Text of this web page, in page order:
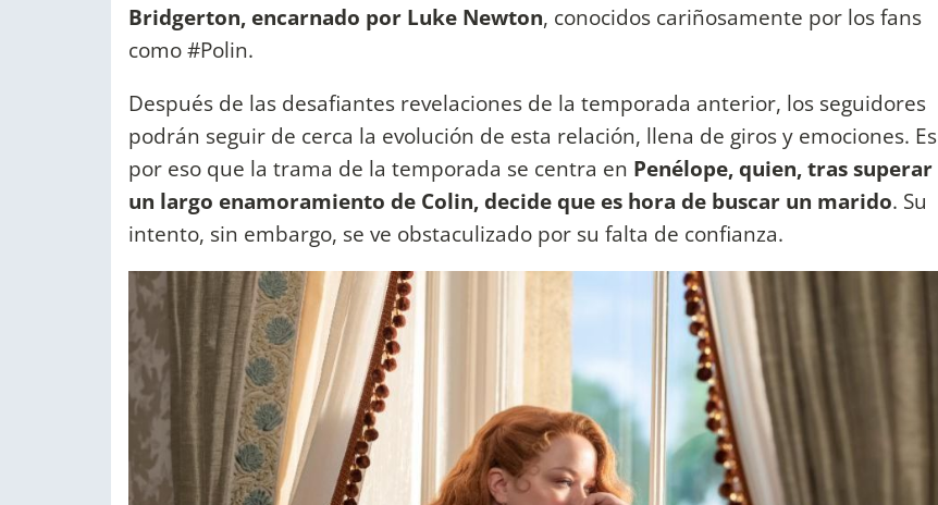
Bridgerton, encarnado por Luke Newton, conocidos cariñosamente por los fans
como #Polin.
Después de las desafiantes revelaciones de la temporada anterior, los seguidores
podrán seguir de cerca la evolución de esta relación, llena de giros y emociones. Es
por eso que la trama de la temporada se centra en Penélope, quien, tras superar
un largo enamoramiento de Colin, decide que es hora de buscar un marido. Su
intento, sin embargo, se ve obstaculizado por su falta de confianza.